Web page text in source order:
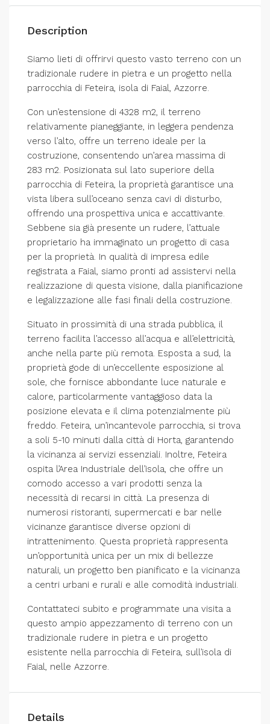
Description
Siamo lieti di offrirvi questo vasto terreno con un
tradizionale rudere in pietra e un progetto nella
parrocchia di Feteira, isola di Faial, Azzorre.
Con un’estensione di 4328 m2, il terreno
relativamente pianeggiante, in leggera pendenza
verso l’alto, offre un terreno ideale per la
costruzione, consentendo un’area massima di
283 m2. Posizionata sul lato superiore della
parrocchia di Feteira, la proprietà garantisce una
vista libera sull’oceano senza cavi di disturbo,
offrendo una prospettiva unica e accattivante.
Sebbene sia già presente un rudere, l’attuale
proprietario ha immaginato un progetto di casa
per la proprietà. In qualità di impresa edile
registrata a Faial, siamo pronti ad assistervi nella
realizzazione di questa visione, dalla pianificazione
e legalizzazione alle fasi finali della costruzione.
Situato in prossimità di una strada pubblica, il
terreno facilita l’accesso all’acqua e all’elettricità,
anche nella parte più remota. Esposta a sud, la
proprietà gode di un’eccellente esposizione al
sole, che fornisce abbondante luce naturale e
calore, particolarmente vantaggioso data la
posizione elevata e il clima potenzialmente più
freddo. Feteira, un’incantevole parrocchia, si trova
a soli 5-10 minuti dalla città di Horta, garantendo
la vicinanza ai servizi essenziali. Inoltre, Feteira
ospita l’Area Industriale dell’isola, che offre un
comodo accesso a vari prodotti senza la
necessità di recarsi in città. La presenza di
numerosi ristoranti, supermercati e bar nelle
vicinanze garantisce diverse opzioni di
intrattenimento. Questa proprietà rappresenta
un’opportunità unica per un mix di bellezze
naturali, un progetto ben pianificato e la vicinanza
a centri urbani e rurali e alle comodità industriali.
Contattateci subito e programmate una visita a
questo ampio appezzamento di terreno con un
tradizionale rudere in pietra e un progetto
esistente nella parrocchia di Feteira, sull’isola di
Faial, nelle Azzorre.
Details